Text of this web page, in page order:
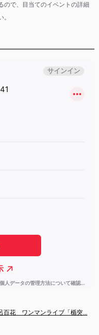
で、目当てのイベントの詳細
百花　ワンマンライブ「楯突...